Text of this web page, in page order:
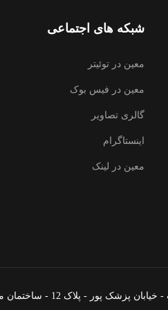
شبکه های اجتماعی
معین در توئیتر
معین در فیس بوک
گالری تصاویر
اینستاگرام
معین در لینک